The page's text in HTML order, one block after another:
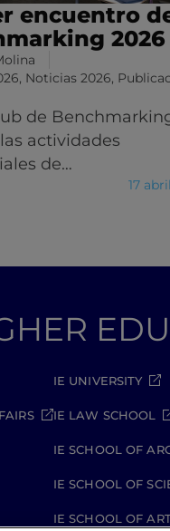
encuentro
2026
, Noticias 2026,
de
actividades
de…
17
IE UNIVERSITY
IE LAW SCHOOL
IE SCHOOL OF
IE SCHOOL OF
IE SCHOOL OF